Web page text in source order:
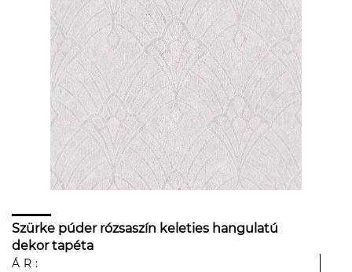
Szürke púder rózsaszín keleties hangulatú
dekor tapéta
ÁR: